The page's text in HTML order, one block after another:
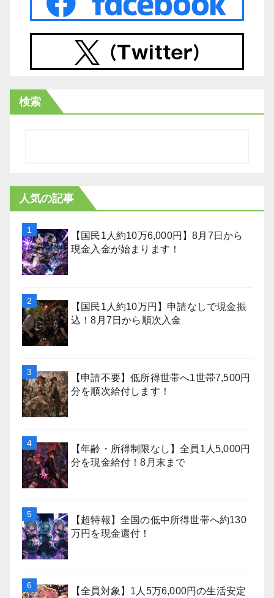
検索
人気の記事
【国民1人約10万6,000円】8月7日から
現金入金が始まります！
【国民1人約10万円】申請なしで現金振
込！8月7日から順次入金
【申請不要】低所得世帯へ1世帯7,500円
分を順次給付します！
【年齢・所得制限なし】全員1人5,000円
分を現金給付！8月末まで
【超特報】全国の低中所得世帯へ約130
万円を現金還付！
【全員対象】1人5万6,000円の生活安定